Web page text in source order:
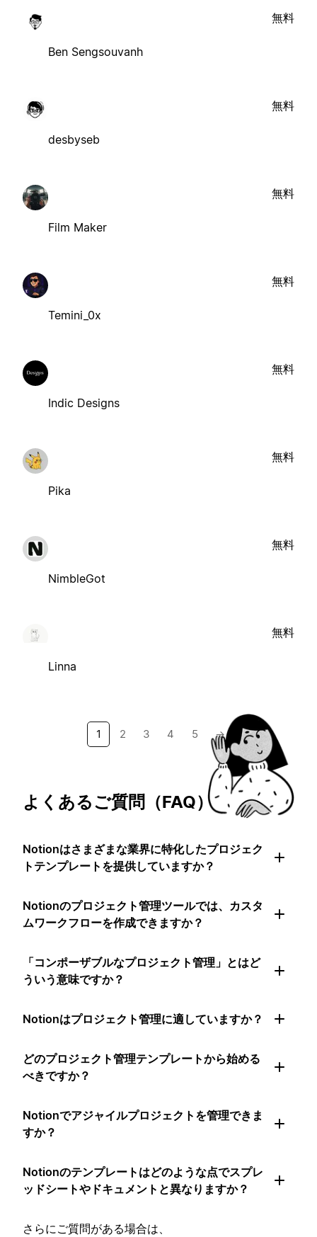
Ben Sengsouvanh
無料
desbyseb
無料
Film Maker
無料
Temini_0x
無料
Indic Designs
無料
Pika
無料
NimbleGot
無料
Linna
無料
1 2 3 4 5 →
よくあるご質問（FAQ）
Notionはさまざまな業界に特化したプロジェク
トテンプレートを提供していますか？
Notionのプロジェクト管理ツールでは、カスタ
ムワークフローを作成できますか？
「コンポーザブルなプロジェクト管理」とはど
ういう意味ですか？
Notionはプロジェクト管理に適していますか？
どのプロジェクト管理テンプレートから始める
べきですか？
Notionでアジャイルプロジェクトを管理できま
すか？
Notionのテンプレートはどのような点でスプレ
ッドシートやドキュメントと異なりますか？
さらにご質問がある場合は、